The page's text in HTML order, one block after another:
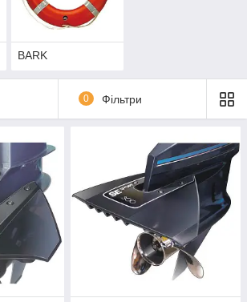
BARK
0 Фільтри